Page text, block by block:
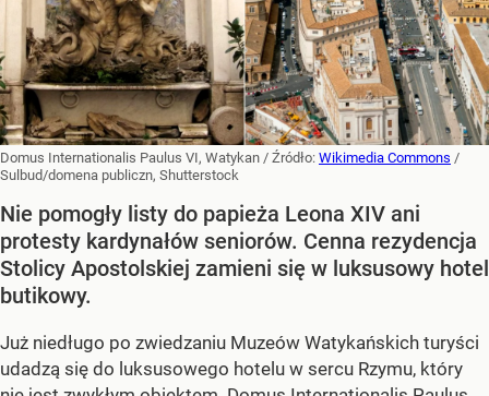
Domus Internationalis Paulus VI, Watykan / Źródło: Wikimedia Commons /
Sulbud/domena publiczn, Shutterstock
Nie pomogły listy do papieża Leona XIV ani
protesty kardynałów seniorów. Cenna rezydencja
Stolicy Apostolskiej zamieni się w luksusowy hotel
butikowy.
Już niedługo po zwiedzaniu Muzeów Watykańskich turyści
udadzą się do luksusowego hotelu w sercu Rzymu, który